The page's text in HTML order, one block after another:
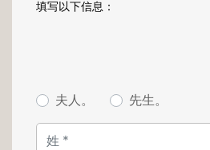
填写以下信息：
夫人。 先生。